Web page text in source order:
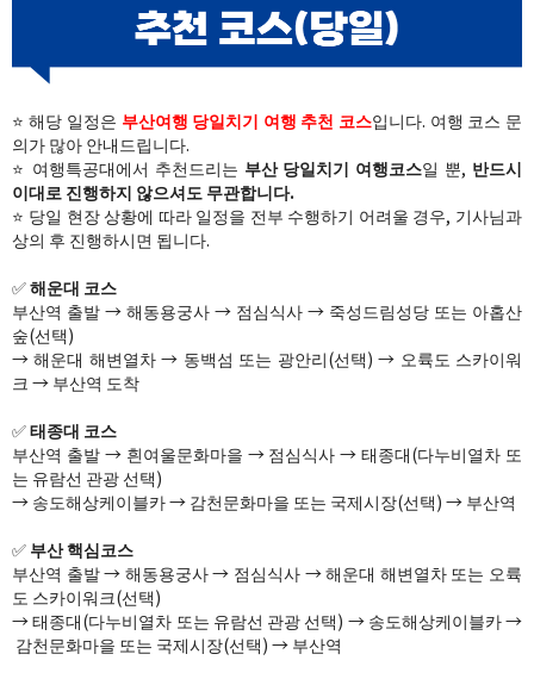
⭐ 해당 일정은 부산여행 당일치기 여행 추천 코스입니다. 여행 코스 문
의가 많아 안내드립니다.
⭐​ 여행특공대에서 추천드리는 부산 당일치기 여행코스일 뿐, 반드시
이대로 진행하지 않으셔도 무관합니다.
⭐ 당일 현장 상황에 따라 일정을 전부 수행하기 어려울 경우, 기사님과
상의 후 진행하시면 됩니다.
✅해운대 코스
부산역 출발 → 해동용궁사 → 점심식사 → 죽성드림성당 또는 아홉산
숲(선택)
→ 해운대 해변열차 → 동백섬 또는 광안리(선택) → 오륙도 스카이워
크 → 부산역 도착
✅​태종대 코스
부산역 출발 →​ 흰여울문화마을 ​→​ ​점심식사​ → 태종대(다누비열차 또
는 유람선 관광 선택)
​→​ ​송도해상케이블카 ​→​ ​감천문화마을 또는 국제시장(선택)​ →​ 부산역
✅​ 부산 핵심코스
​부산역 출발 →​ 해동용궁사 → 점심식사 →​ 해운대 해변열차​ 또는 오륙
도 스카이워크(선택)
​​→​​ 태종대(다누비열차 또는 유람선 관광 선택) ​→​ ​송도해상케이블카 ​→​
​감천문화마을 또는 국제시장(선택)​ →​ 부산역